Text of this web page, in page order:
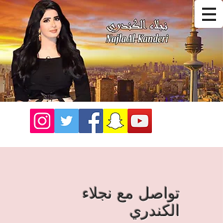
تواصل مع نجلاء
الكندري